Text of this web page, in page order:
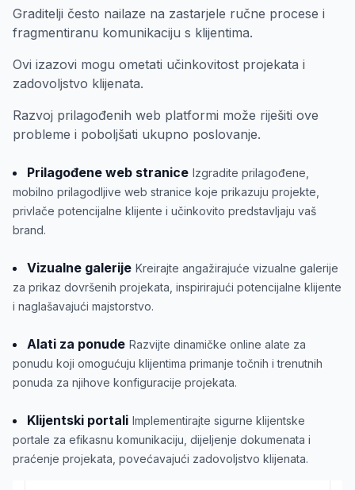
Graditelji često nailaze na zastarjele ručne procese i
fragmentiranu komunikaciju s klijentima.
Ovi izazovi mogu ometati učinkovitost projekata i
zadovoljstvo klijenata.
Razvoj prilagođenih web platformi može riješiti ove
probleme i poboljšati ukupno poslovanje.
Prilagođene web stranice Izgradite prilagođene,
mobilno prilagodljive web stranice koje prikazuju projekte,
privlače potencijalne klijente i učinkovito predstavljaju vaš
brand.
Vizualne galerije Kreirajte angažirajuće vizualne galerije
za prikaz dovršenih projekata, inspirirajući potencijalne klijente
i naglašavajući majstorstvo.
Alati za ponude Razvijte dinamičke online alate za
ponudu koji omogućuju klijentima primanje točnih i trenutnih
ponuda za njihove konfiguracije projekata.
Klijentski portali Implementirajte sigurne klijentske
portale za efikasnu komunikaciju, dijeljenje dokumenata i
praćenje projekata, povećavajući zadovoljstvo klijenata.